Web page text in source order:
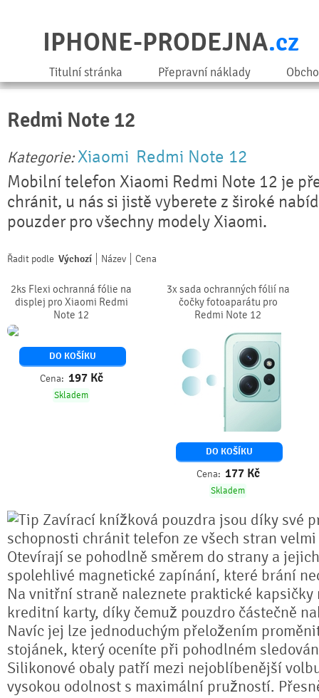
IPHONE-PRODEJNA.cz
Titulní stránka Přepravní náklady
Redmi Note 12
Kategorie:Xiaomi Redmi Note 12
Mobilní telefon Xiaomi Redmi Note 12 je
chránit, u nás si jistě vyberete z široké
pouzder pro všechny modely Xiaomi.
Řadit podle Výchozí Název Cena
2ks Flexi ochranná fólie na
displej pro Xiaomi Redmi
Note 12
DO KOŠÍKU
Cena: 197 Kč
Skladem
3x sada ochranných fólií na
čočky fotoaparátu pro
Redmi Note 12
DO KOŠÍKU
Cena: 177 Kč
Skladem
Zavírací knížková pouzdra jsou díky své
schopnosti chránit telefon ze všech stran
Otevírají se pohodlně směrem do strany a
spolehlivé magnetické zapínání, které brání
Na vnitřní straně naleznete praktické kapsičky
kreditní karty, díky čemuž pouzdro částečně
Navíc jej lze jednoduchým přeložením
stojánek, který oceníte při pohodlném
Silikonové obaly patří mezi nejoblíbenější
vysokou odolnost s maximální pružností.